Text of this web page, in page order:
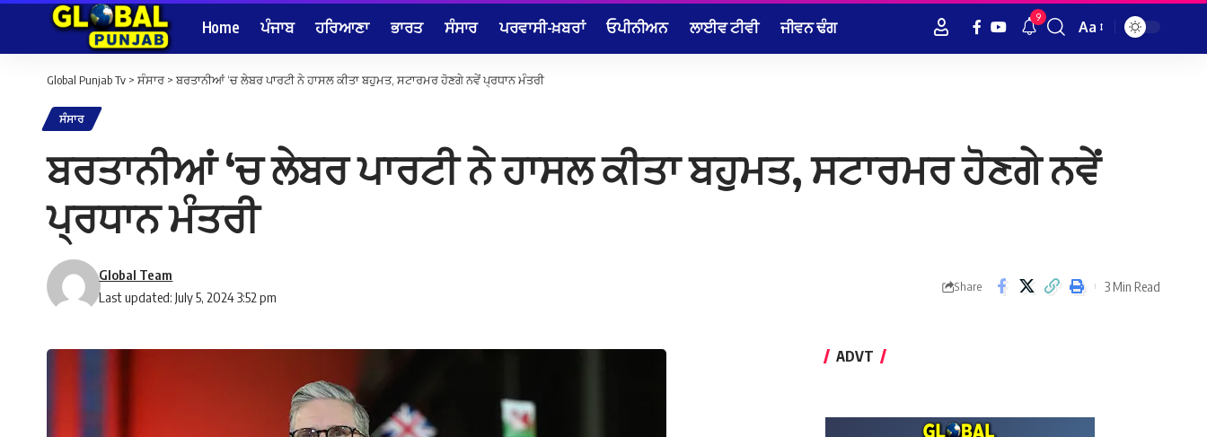
Home ਪੰਜਾਬ ਹਰਿਆਣਾ ਭਾਰਤ ਸੰਸਾਰ ਪਰਵਾਸੀ-ਖ਼ਬਰਾਂ ਓਪੀਨੀਅਨ ਲਾਈਵ ਟੀਵੀ ਜੀਵਨ ਢੰਗ 9
Font
Aa
Global Punjab Tv > ਸੰਸਾਰ> ਬਰਤਾਨੀਆਂ ‘ਚ ਲੇਬਰ ਪਾਰਟੀ ਨੇ ਹਾਸਲ ਕੀਤਾ ਬਹੁਮਤ, ਸਟਾਰਮਰ ਹੋਣਗੇ ਨਵੇਂ ਪ੍ਰਧਾਨ ਮੰਤਰੀ
ਸੰਸਾਰ
ਬਰਤਾਨੀਆਂ ‘ਚ ਲੇਬਰ ਪਾਰਟੀ ਨੇ ਹਾਸਲ ਕੀਤਾ ਬਹੁਮਤ, ਸਟਾਰਮਰ ਹੋਣਗੇ ਨਵੇਂ
ਪ੍ਰਧਾਨ ਮੰਤਰੀ
Last updated: July 5, 2024 3:52 pm
Global Team
Share 3 Min Read
ADVT